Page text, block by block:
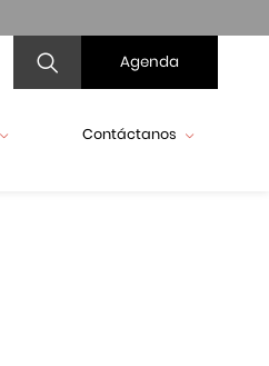
Agenda
Contáctanos